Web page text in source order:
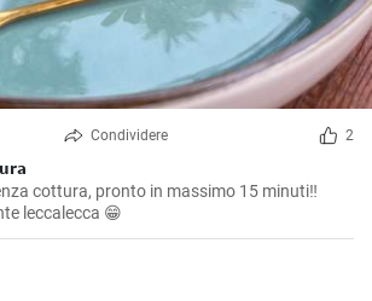
Condividere 2
cottura, pronto in massimo 15 minuti‼️
leccalecca 😁